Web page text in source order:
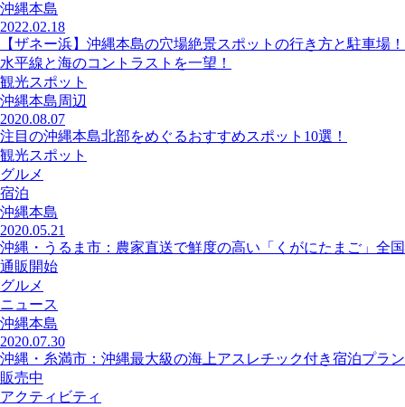
沖縄本島
2022.02.18
【ザネー浜】沖縄本島の穴場絶景スポットの行き方と駐車場！
水平線と海のコントラストを一望！
観光スポット
沖縄本島周辺
2020.08.07
注目の沖縄本島北部をめぐるおすすめスポット10選！
観光スポット
グルメ
宿泊
沖縄本島
2020.05.21
沖縄・うるま市：農家直送で鮮度の高い「くがにたまご」全国
通販開始
グルメ
ニュース
沖縄本島
2020.07.30
沖縄・糸満市：沖縄最大級の海上アスレチック付き宿泊プラン
販売中
アクティビティ